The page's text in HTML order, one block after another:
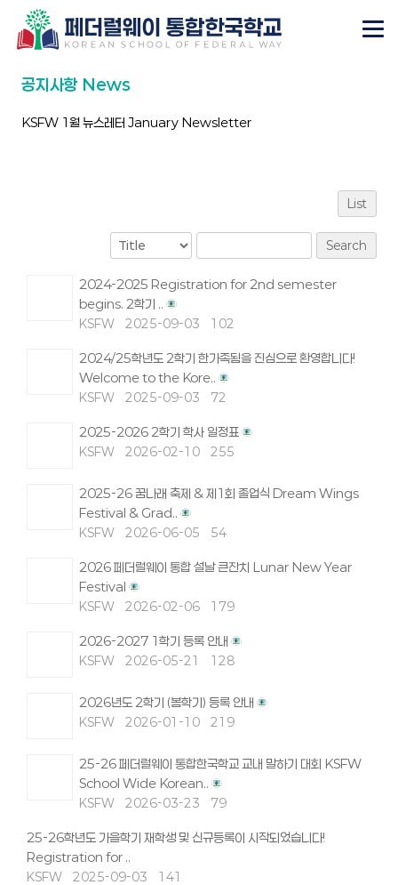
공지사항 News
KSFW 1월 뉴스레터 January Newsletter
List
Search
2024-2025 Registration for 2nd semester
begins. 2학기 ..
KSFW 2025-09-03 102
2024/25학년도 2학기 한가족됨을 진심으로 환영합니다!
Welcome to the Kore..
KSFW 2025-09-03 72
2025-2026 2학기 학사 일정표
KSFW 2026-02-10 255
2025-26 꿈나래 축제 & 제1회 졸업식 Dream Wings
Festival & Grad..
KSFW 2026-06-05 54
2026 페더럴웨이 통합 설날 큰잔치 Lunar New Year
Festival
KSFW 2026-02-06 179
2026-2027 1학기 등록 안내
KSFW 2026-05-21 128
2026년도 2학기 (봄학기) 등록 안내
KSFW 2026-01-10 219
25-26 페더럴웨이 통합한국학교 교내 말하기 대회 KSFW
School Wide Korean..
KSFW 2026-03-23 79
25-26학년도 가을학기 재학생 및 신규등록이 시작되었습니다!
Registration for ..
KSFW 2025-09-03 141